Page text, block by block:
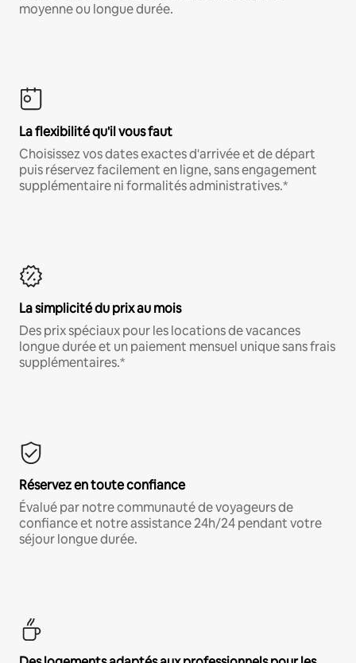
moyenne ou longue durée.
La flexibilité qu'il vous faut
Choisissez vos dates exactes d'arrivée et de départ
puis réservez facilement en ligne, sans engagement
supplémentaire ni formalités administratives.*
La simplicité du prix au mois
Des prix spéciaux pour les locations de vacances
longue durée et un paiement mensuel unique sans frais
supplémentaires.*
Réservez en toute confiance
Évalué par notre communauté de voyageurs de
confiance et notre assistance 24h/24 pendant votre
séjour longue durée.